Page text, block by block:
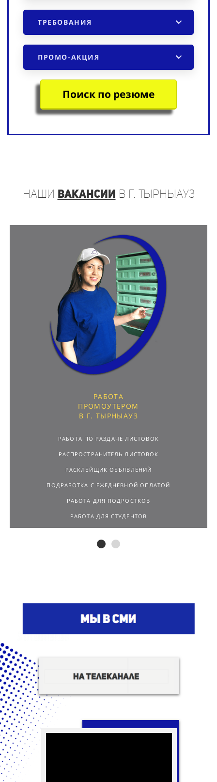
ТРЕБОВАНИЯ
ПРОМО-АКЦИЯ
Поиск по резюме
наши вакансии в г. Тырныауз
РАБОТА
ПРОМОУТЕРОМ
В Г. ТЫРНЫАУЗ
РАБОТА ПО РАЗДАЧЕ ЛИСТОВОК
РАСПРОСТРАНИТЕЛЬ ЛИСТОВОК
РАСКЛЕЙЩИК ОБЪЯВЛЕНИЙ
ПОДРАБОТКА С ЕЖЕДНЕВНОЙ ОПЛАТОЙ
РАБОТА ДЛЯ ПОДРОСТКОВ
РАБОТА ДЛЯ СТУДЕНТОВ